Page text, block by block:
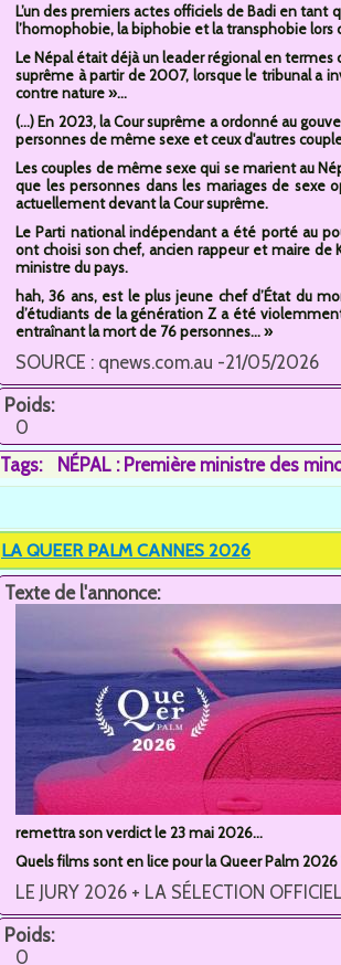
L’un des premiers actes officiels de Badi en
l’homophobie, la biphobie et la transphobie lors
Le Népal était déjà un leader régional en termes
suprême à partir de 2007, lorsque le tribunal a
contre nature »...
(...) En 2023, la Cour suprême a ordonné au
personnes de même sexe et ceux d'autres
Les couples de même sexe qui se marient au
que les personnes dans les mariages de sexe
actuellement devant la Cour suprême.
Le Parti national indépendant a été porté au
ont choisi son chef, ancien rappeur et maire de
ministre du pays.
hah, 36 ans, est le plus jeune chef d’État du
d’étudiants de la génération Z a été
entraînant la mort de 76 personnes... »
SOURCE : qnews.com.au -21/05/2026
Poids:
0
Tags:
NÉPAL : Première ministre des
LA QUEER PALM CANNES 2026
Texte de l'annonce:
remettra son verdict le 23 mai 2026...
Quels films sont en lice pour la Queer Palm 2026
LE JURY 2026 + LA SÉLECTION
Poids:
0